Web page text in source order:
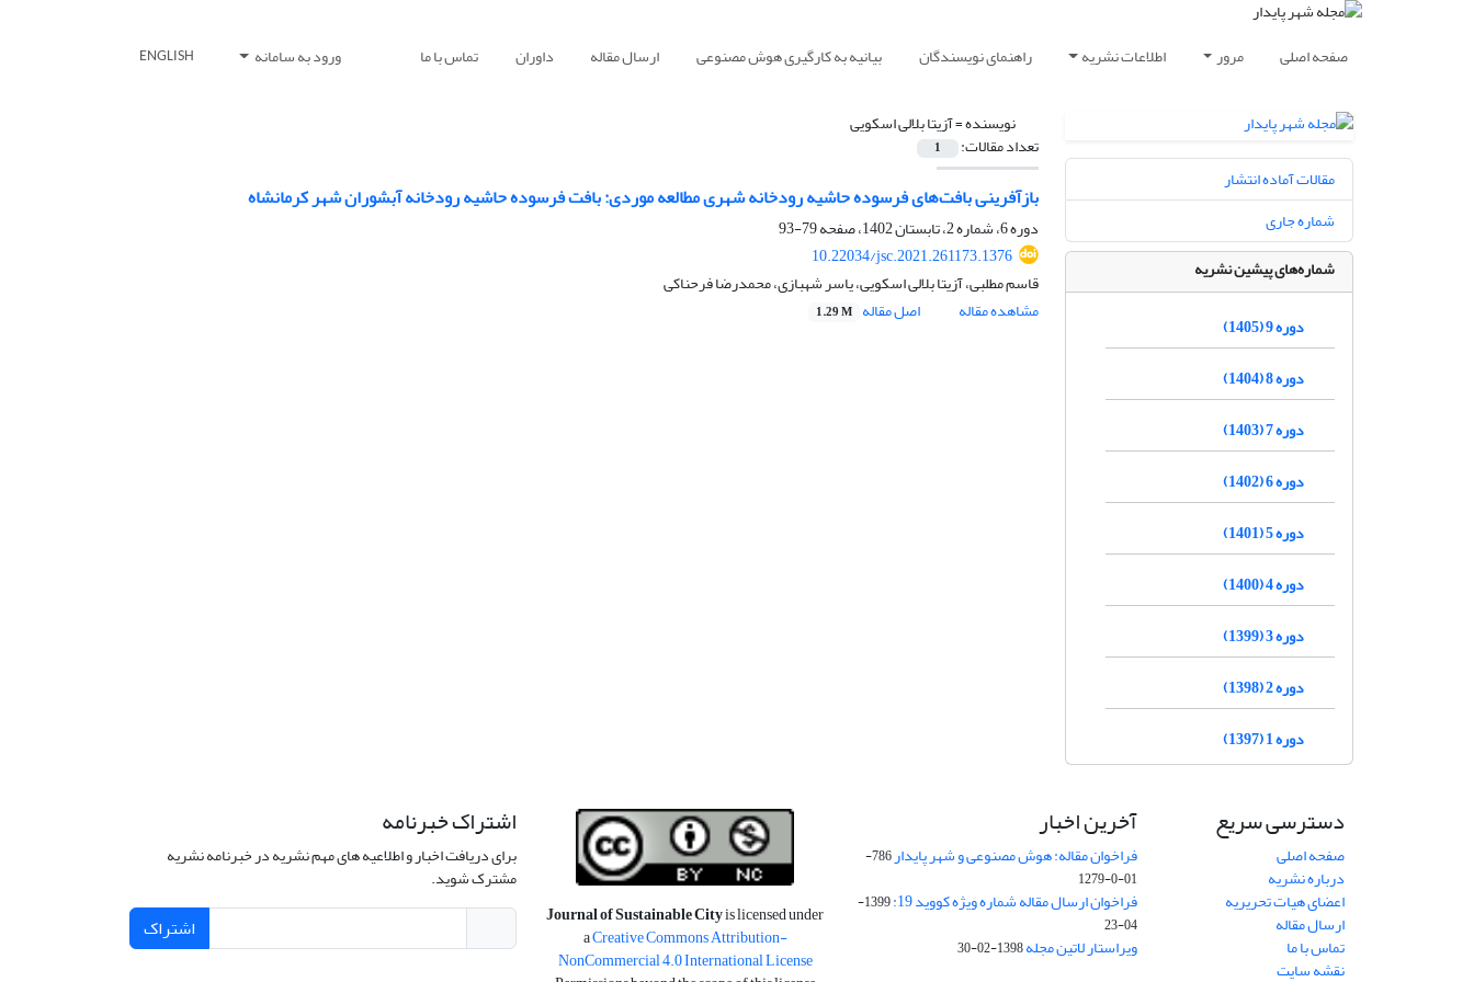
صفحه اصلی مرور اطلاعات نشریه راهنمای نویسندگان بیانیه به کارگیری هوش مصنوعی ارسال مقاله داوران تماس با ما ورود به سامانه ENGLISH
نویسنده =آزیتا بلالی اسکویی
تعداد مقالات: 1
بازآفرینی بافت‌های فرسوده حاشیه رودخانه شهری مطالعه موردی: بافت فرسوده حاشیه رودخانه آبشوران شهر کرمانشاه
دوره 6، شماره 2، تابستان 1402، صفحه
79-93
10.22034/jsc.2021.261173.1376
قاسم مطلبی، آزیتا بلالی اسکویی، یاسر شهبازی، محمدرضا فرحناکی
مشاهده مقاله
اصل مقاله 1.29 M
مقالات آماده انتشار
شماره جاری
شماره‌های پیشین نشریه
دوره 9 (1405)
دوره 8 (1404)
دوره 7 (1403)
دوره 6 (1402)
دوره 5 (1401)
دوره 4 (1400)
دوره 3 (1399)
دوره 2 (1398)
دوره 1 (1397)
دسترسی سریع
صفحه اصلی
درباره نشریه
اعضای هیات تحریریه
ارسال مقاله
تماس با ما
نقشه سایت
آخرین اخبار
فراخوان مقاله: هوش مصنوعی و شهر پایدار
786-
01-0-1279
فراخوان ارسال مقاله شماره ویژه کووید 19:
1399-
04-23
ویراستار لاتین مجله1398-02-30
Journal of Sustainable Cityis licensed under
aCreative Commons Attribution-
NonCommercial 4.0 International License
اشتراک خبرنامه
برای دریافت اخبار و اطلاعیه های مهم نشریه در خبرنامه نشریه
مشترک شوید.
اشتراک